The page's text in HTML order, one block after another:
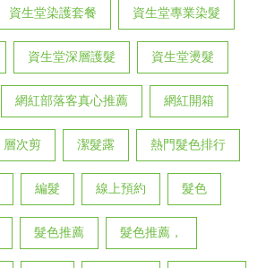
資生堂染護套餐 資生堂專業染髮
資生堂深層護髮 資生堂燙髮
網紅部落客真心推薦 網紅開箱
層次剪 潔髮露 熱門髮色排行
編髮 線上預約 髮色
髮色推薦 髮色推薦，